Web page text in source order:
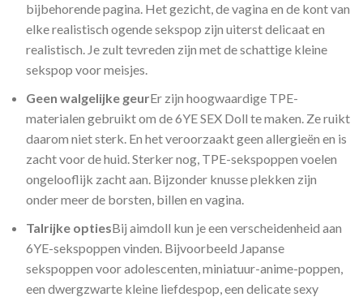
bijbehorende pagina. Het gezicht, de vagina en de kont van
elke realistisch ogende sekspop zijn uiterst delicaat en
realistisch. Je zult tevreden zijn met de schattige kleine
sekspop voor meisjes.
Geen walgelijke geurEr zijn hoogwaardige TPE-
materialen gebruikt om de 6YE SEX Doll te maken. Ze ruikt
daarom niet sterk. En het veroorzaakt geen allergieën en is
zacht voor de huid. Sterker nog, TPE-sekspoppen voelen
ongelooflijk zacht aan. Bijzonder knusse plekken zijn
onder meer de borsten, billen en vagina.
Talrijke optiesBij aimdoll kun je een verscheidenheid aan
6YE-sekspoppen vinden. Bijvoorbeeld Japanse
sekspoppen voor adolescenten, miniatuur-anime-poppen,
een dwergzwarte kleine liefdespop, een delicate sexy